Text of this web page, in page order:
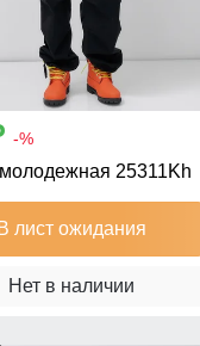
-%
молодежная 25311Kh
В лист ожидания
Нет в наличии